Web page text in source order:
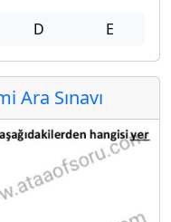
D E
Ara Sınavı